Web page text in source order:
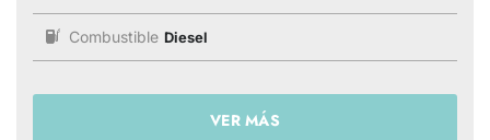
Combustible Diesel
VER MÁS